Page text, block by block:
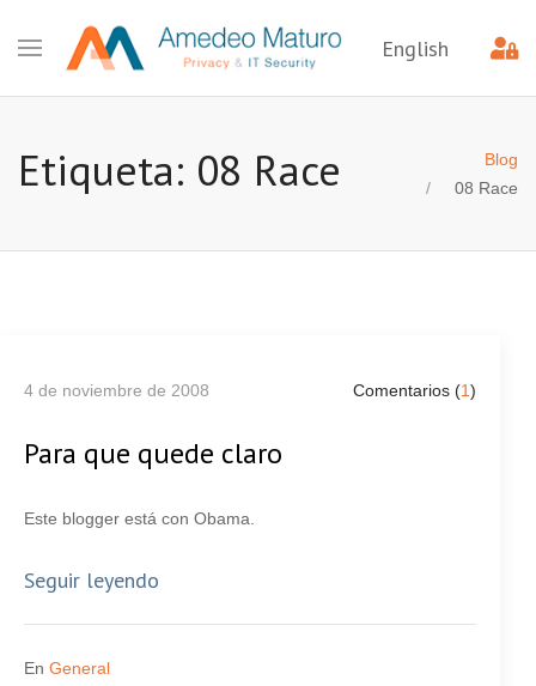
English
Etiqueta: 08 Race
Blog
08 Race
4 de noviembre de 2008 Comentarios (1)
Para que quede claro
Este blogger está con Obama.
Seguir leyendo
En General